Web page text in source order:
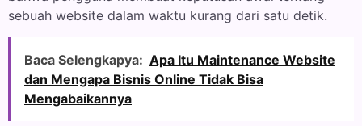
sebuah website dalam waktu kurang dari satu detik.
Baca Selengkapya: Apa Itu Maintenance Website
dan Mengapa Bisnis Online Tidak Bisa
Mengabaikannya